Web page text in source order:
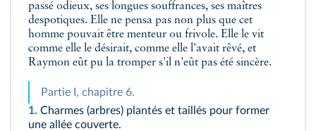
passé odieux, ses longues souffrances, ses maîtres
despotiques. Elle ne pensa pas non plus que cet
homme pouvait être menteur ou frivole. Elle le vit
comme elle le désirait, comme elle l'avait rêvé, et
Raymon eût pu la tromper s'il n'eût pas été sincère.
Partie I, chapitre 6.
1. Charmes (arbres) plantés et taillés pour former
une allée couverte.